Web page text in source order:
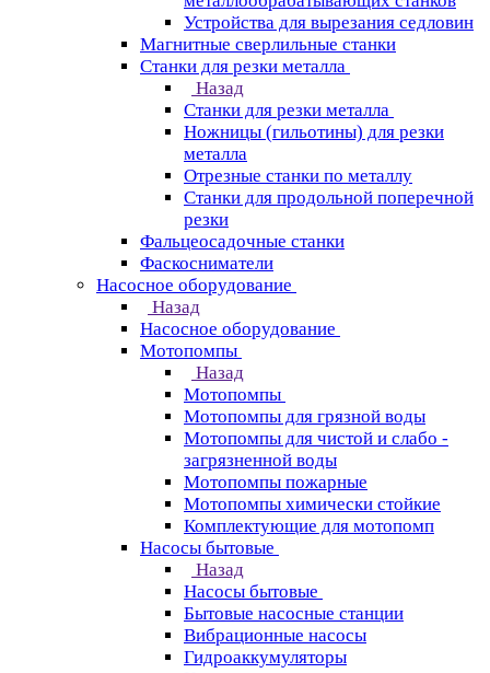
Устройства для вырезания седловин
Магнитные сверлильные станки
Станки для резки металла
Назад
Станки для резки металла
Ножницы (гильотины) для резки
металла
Отрезные станки по металлу
Станки для продольной поперечной
резки
Фальцеосадочные станки
Фаскосниматели
Насосное оборудование
Назад
Насосное оборудование
Мотопомпы
Назад
Мотопомпы
Мотопомпы для грязной воды
Мотопомпы для чистой и слабо -
загрязненной воды
Мотопомпы пожарные
Мотопомпы химически стойкие
Комплектующие для мотопомп
Насосы бытовые
Назад
Насосы бытовые
Бытовые насосные станции
Вибрационные насосы
Гидроаккумуляторы